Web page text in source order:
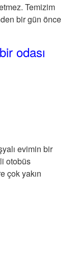
Temizim
bir gün önce
odası
evimin bir
otobüs
çok yakın